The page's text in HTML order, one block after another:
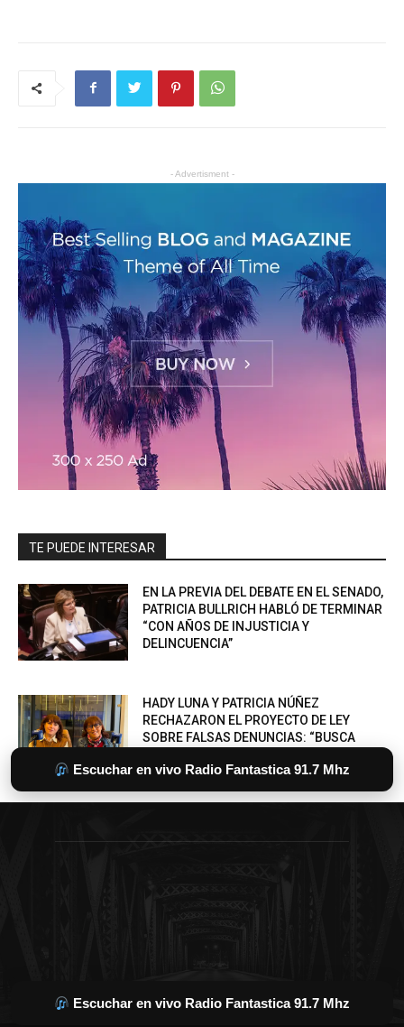
Escuchar en vivo Radio Fantastica 91.7 Mhz